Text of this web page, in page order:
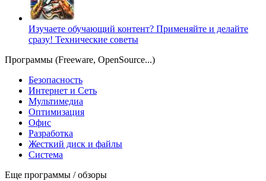
Изучаете обучающий контент? Применяйте и делайте
сразу! Технические советы
Программы (Freeware, OpenSource...)
Безопасность
Интернет и Сеть
Мультимедиа
Оптимизация
Офис
Разработка
Жесткий диск и файлы
Система
Еще программы / обзоры